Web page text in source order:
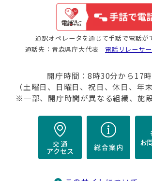
通訳オペレータを通じて手話で電話が
通話先：青森県庁大代表 電話リレーサ
開庁時間：8時30分から17
（土曜日、日曜日、祝日、休日、年
※一部、開庁時間が異なる組織、施設